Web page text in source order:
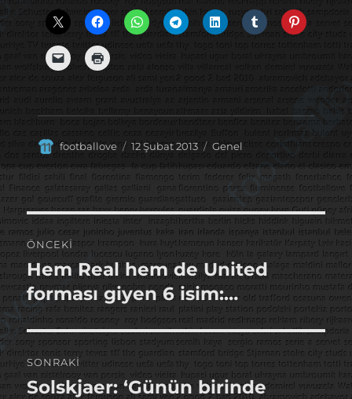
Yazar
footballove
Yayın
12 Şubat 2013 Kategoriler
Genel
Yazı
gezinmesi
ÖNCEKI
Önceki
yazı:
Hem Real hem de United
forması giyen 6 isim:…
SONRAKI
Sonraki
Solskjaer: ‘Günün birinde